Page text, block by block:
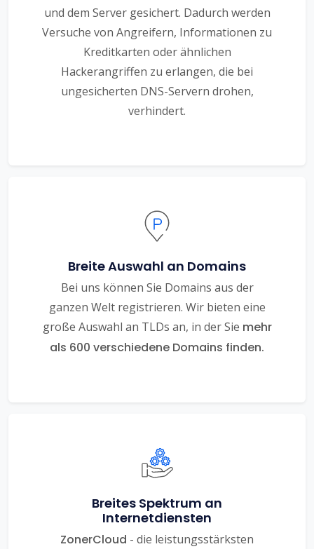
und dem Server gesichert. Dadurch werden
Versuche von Angreifern, Informationen zu
Kreditkarten oder ähnlichen
Hackerangriffen zu erlangen, die bei
ungesicherten DNS-Servern drohen,
verhindert.
Breite Auswahl an Domains
Bei uns können Sie Domains aus der
ganzen Welt registrieren. Wir bieten eine
große Auswahl an TLDs an, in der Sie mehr
als 600 verschiedene Domains finden.
Breites Spektrum an
Internetdiensten
ZonerCloud - die leistungsstärksten